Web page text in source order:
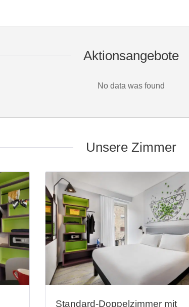
Aktionsangebote
No data was found
Unsere Zimmer
Standard-Doppelzimmer mit